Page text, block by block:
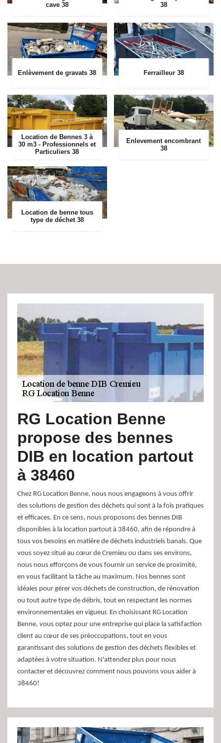
cave 38
38
Enlèvement de gravats 38 Ferrailleur 38
Location de Bennes 3 à
30 m3 - Professionnels et
Particuliers 38
Enlevement encombrant
38
Location de benne tous
type de déchet 38
RG Location Benne
propose des bennes
DIB en location partout
à 38460
Chez RG Location Benne, nous nous engageons à vous offrir
des solutions de gestion des déchets qui sont à la fois pratiques
et efficaces. En ce sens, nous proposons des bennes DIB
disponibles à la location partout à 38460, afin de répondre à
tous vos besoins en matière de déchets industriels banals. Que
vous soyez situé au cœur de Cremieu ou dans ses environs,
nous nous efforçons de vous fournir un service de proximité,
en vous facilitant la tâche au maximum. Nos bennes sont
idéales pour gérer vos déchets de construction, de rénovation
ou tout autre type de débris, tout en respectant les normes
environnementales en vigueur. En choisissant RG Location
Benne, vous optez pour une entreprise qui place la satisfaction
client au cœur de ses préoccupations, tout en vous
garantissant des solutions de gestion des déchets flexibles et
adaptées à votre situation. N'attendez plus pour nous
contacter et découvrez comment nous pouvons vous aider à
38460!